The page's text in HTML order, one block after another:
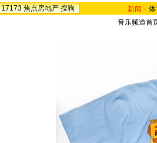
17173 焦点房地产 搜狗 新闻 -
音乐频道首